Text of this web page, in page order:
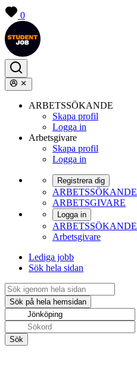
0
ARBETSSÖKANDE
Skapa profil
Logga in
Arbetsgivare
Skapa profil
Logga in
Registrera dig
ARBETSSÖKANDE
ARBETSGIVARE
Logga in
ARBETSSÖKANDE
Arbetsgivare
Lediga jobb
Sök hela sidan